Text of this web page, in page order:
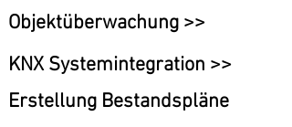
Objektüberwachung >>
KNX Systemintegration >>
Erstellung Bestandspläne